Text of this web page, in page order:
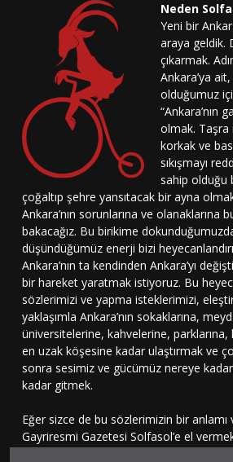
Neden
Yeni bir
araya geldik.
çıkarmak.
Ankara’ya
olduğumuz
“Ankara’nın
olmak. Taşra
korkak ve
sıkışmayı
sahip olduğu
çoğaltıp şehre yansıtacak bir ayna
Ankara’nın sorunlarına ve olanaklarına
bakacağız. Bu birikime
düşündüğümüz enerji bizi
Ankara’nın ta kendinden Ankara’yı
bir hareket yaratmak istiyoruz. Bu
sözlerimizi ve yapma isteklerimizi,
yaklaşımla Ankara’nın sokaklarına,
üniversitelerine, kahvelerine, parklarına,
en uzak köşesine kadar ulaştırmak ve
sonra sesimiz ve gücümüz nereye
kadar gitmek.
Eğer sizce de bu sözlerimizin bir anlamı
Gayriresmi Gazetesi Solfasol’e el
çizinizle, sesinizle bu harekete